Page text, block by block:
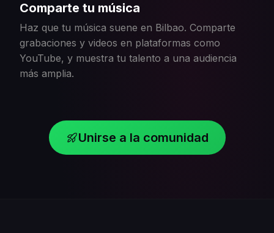
Comparte tu música
Haz que tu música suene en Bilbao. Comparte
grabaciones y videos en plataformas como
YouTube, y muestra tu talento a una audiencia
más amplia.
Unirse a la comunidad